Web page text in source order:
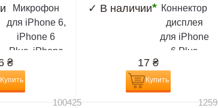
Микрофон
для iPhone 6,
iPhone 6
Plus, iPhone
6S, iPhone
6S Plus,
Meizu 16
₴
Купить
✓ В наличии* Коннектор
дисплея
для iPhone
6 Plus
17₴
Купить
100425